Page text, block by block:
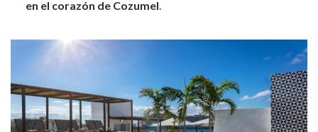
en el corazón de Cozumel.